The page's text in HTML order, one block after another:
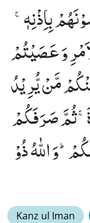
بِاِذْنِهٖۚ-
وَ عَصَیْتُمْ
مَّنْ یُّرِیْدُ
ثُمَّ صَرَفَكُمْ
وَ اللّٰهُ ذُوْ
Kanz ul Iman